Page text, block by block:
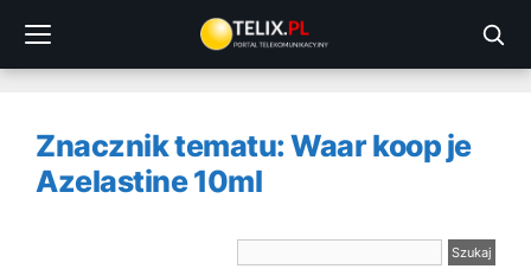
treści
Znacznik tematu: Waar koop je
Azelastine 10ml